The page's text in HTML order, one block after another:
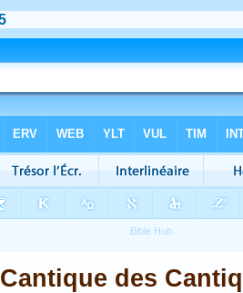
Cantique des